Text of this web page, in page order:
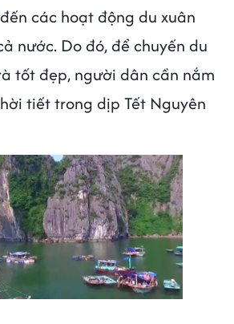
các hoạt động du xuân
nước. Do đó, để chuyến du
tốt đẹp, người dân cần nắm
tiết trong dịp Tết Nguyên
in 1 Cancel